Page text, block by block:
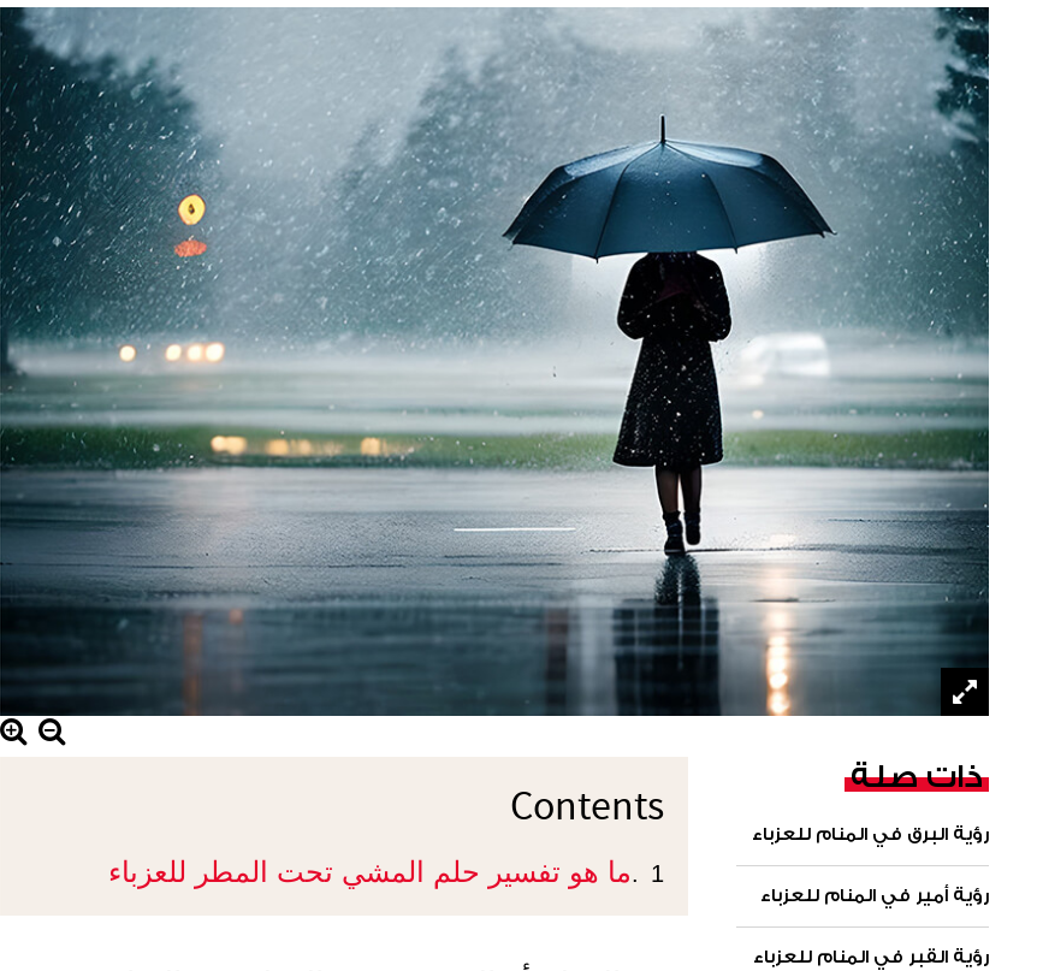
ذات صلة
رؤية البرق في المنام للعزباء
رؤية أمير في المنام للعزباء
رؤية القبر في المنام للعزباء
Contents
1. ما هو تفسير حلم المشي تحت المطر للعزباء